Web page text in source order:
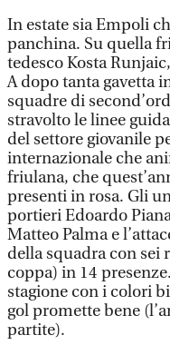
In estate sia Empoli
panchina. Su quella
tedesco Kosta
A dopo tanta gavetta
squadre di
stravolto le linee
del settore giovanile
internazionale che
friulana, che
presenti in rosa. Gli
portieri Edoardo
Matteo Palma e
della squadra con sei
coppa) in 14
stagione con i colori
gol promette bene
partite).